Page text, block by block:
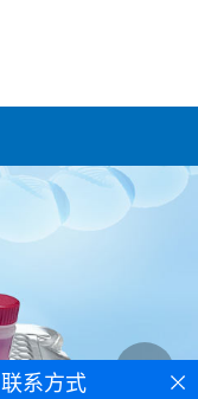
联系方式